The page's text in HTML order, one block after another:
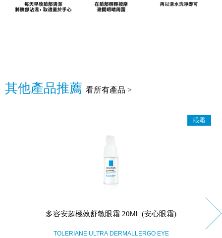
其他產品推薦 看所有產品 >
眼霜
多容安超極效舒敏眼霜 20ML (安心眼霜)
TOLERIANE ULTRA DERMALLERGO EYE